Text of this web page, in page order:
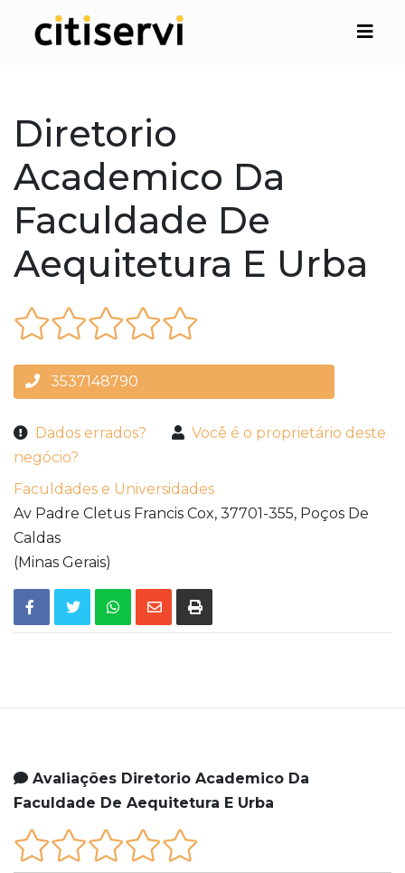
Diretorio
Academico Da
Faculdade De
Aequitetura E Urba
3537148790
Dados errados?
Você é o proprietário deste
negócio?
Faculdades e Universidades
Av Padre Cletus Francis Cox, 37701-355, Poços De
Caldas
(Minas Gerais)
Avaliações Diretorio Academico Da
Faculdade De Aequitetura E Urba